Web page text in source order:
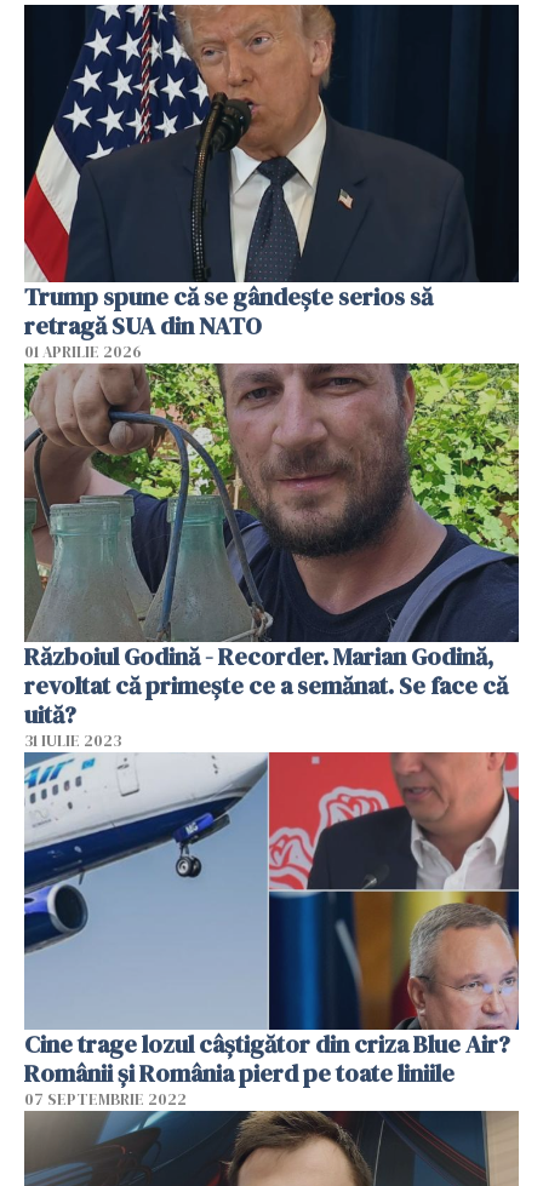
Trump spune că se gândeşte serios să
retragă SUA din NATO
01 APRILIE 2026
Războiul Godină - Recorder. Marian Godină,
revoltat că primește ce a semănat. Se face că
uită?
31 IULIE 2023
Cine trage lozul câștigător din criza Blue Air?
Românii și România pierd pe toate liniile
07 SEPTEMBRIE 2022